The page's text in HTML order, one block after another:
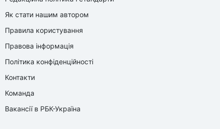
Як стати нашим автором
Правила користування
Правова інформація
Політика конфіденційності
Контакти
Команда
Вакансії в РБК-Україна